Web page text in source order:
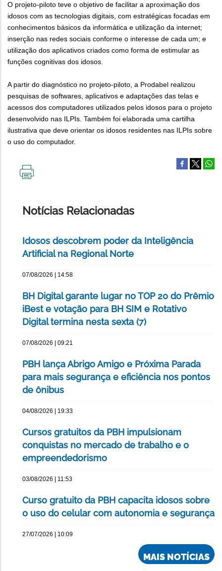
O projeto-piloto teve o objetivo de facilitar a aproximação dos
idosos com as tecnologias digitais, com estratégicas focadas em
conhecimentos básicos da informática e utilização da internet;
inserção nas redes sociais conforme o interesse de cada um; e
utilização dos aplicativos criados como forma de estimular as
funções cognitivas dos idosos.
A partir do diagnóstico no projeto-piloto, a Prodabel realizou
pesquisas de softwares, aplicativos e adaptações das telas e
acessos dos computadores utilizados pelos idosos para o projeto
desenvolvido nas ILPIs. Também foi elaborada uma cartilha
ilustrativa que deve orientar os idosos residentes nas ILPIs sobre
o uso do computador.
Notícias Relacionadas
Idosos descobrem poder da Inteligência
Artificial na Regional Norte
07/08/2026 | 14:58
BH Digital garante lugar no TOP 20 do Prêmio
iBest e votação para BH SIM e Rotativo
Digital termina nesta sexta (7)
07/08/2026 | 09:21
PBH lança Abrigo Amigo e Próxima Parada
para mais segurança e eficiência nos pontos
de ônibus
04/08/2026 | 19:33
Cursos gratuitos da PBH impulsionam
conquistas no mercado de trabalho e o
empreendedorismo
03/08/2026 | 11:53
Curso gratuito da PBH capacita idosos sobre
o uso do celular com autonomia e segurança
27/07/2026 | 10:09
MAIS NOTÍCIAS